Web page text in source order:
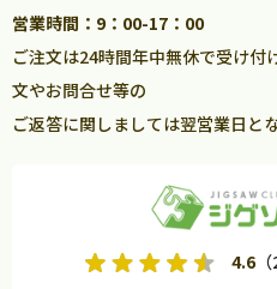
営業時間：9：00-17：00
ご注文は24時間年中無休で受け
文やお問合せ等の
ご返答に関しましては翌営業日とな
4.6